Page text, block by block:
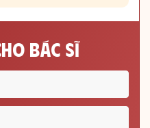
Bác Sĩ